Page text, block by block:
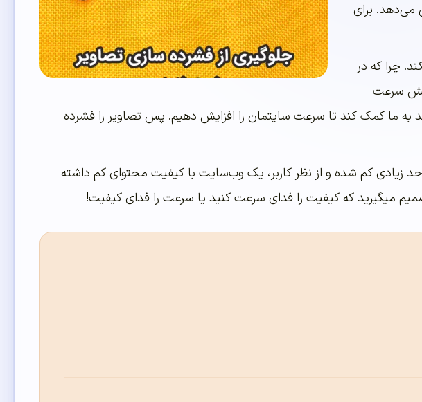
می‌دهد. برای
چرا که در
سرعت
ما کمک کند تا سرعت سایتمان را افزایش دهیم. پس تصاویر را فشرده
زیادی کم شده و از نظر کاربر، یک وب‌سایت با کیفیت محتوای کم داشته
میگیرید که کیفیت را فدای سرعت کنید یا سرعت را فدای کیفیت!